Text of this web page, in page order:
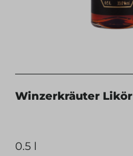
Winzerkräuter Likör
0.5 l